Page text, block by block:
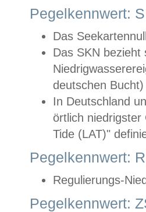
Pegelkennwert:
Das
Das SKN
deutschen
In Deutschland
örtlich
Tide (LAT)"
Pegelkennwert:
Regulierungs-
Pegelkennwert: